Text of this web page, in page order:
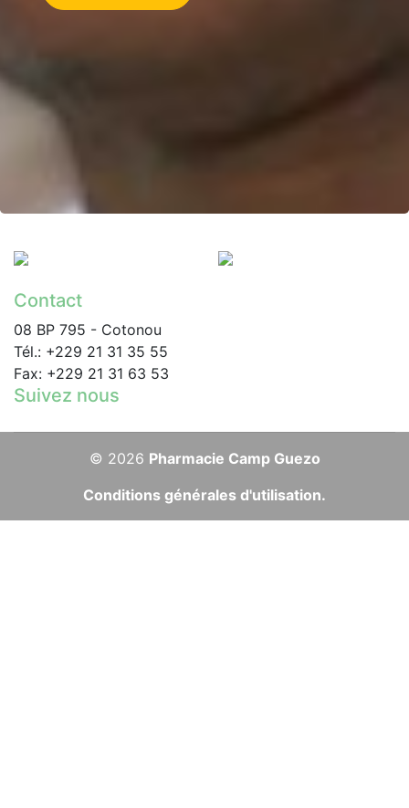
Contact
08 BP 795 - Cotonou
Tél.: +229 21 31 35 55
Fax: +229 21 31 63 53
Suivez nous
© 2026 Pharmacie Camp Guezo
Conditions générales d'utilisation.